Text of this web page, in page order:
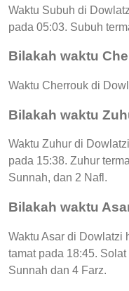
Waktu Subuh di
pada 05:03. Subuh
Bilakah waktu
Waktu Cherrouk di
Bilakah waktu
Waktu Zuhur di
pada 15:38. Zuhur
Sunnah, dan 2 Nafl.
Bilakah waktu
Waktu Asar di Dowlatzi
tamat pada 18:45.
Sunnah dan 4 Farz.